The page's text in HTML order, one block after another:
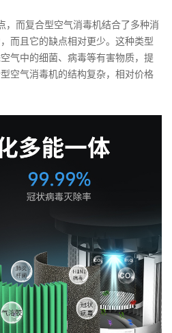
，而复合型空气消毒机结合了多种消
而且它的缺点相对更少。这种类型
气中的细菌、病毒等有害物质，提
空气消毒机的结构复杂，相对价格